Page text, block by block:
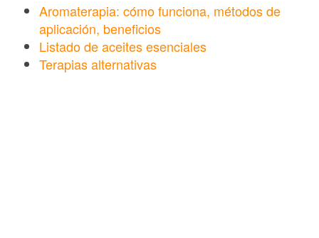
Aromaterapia: cómo funciona, métodos de
aplicación, beneficios
Listado de aceites esenciales
Terapias alternativas